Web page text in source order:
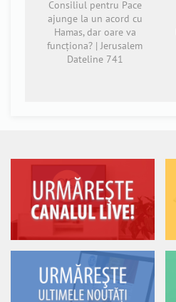
Consiliul pentru Pace
ajunge la un acord cu
Hamas, dar oare va
funcționa? | Jerusalem
Dateline 741